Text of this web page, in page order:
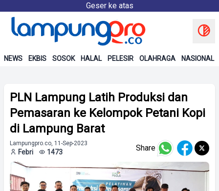
Geser ke atas
NEWS EKBIS SOSOK HALAL PELESIR OLAHRAGA NASIONAL
PLN Lampung Latih Produksi dan
Pemasaran ke Kelompok Petani Kopi
di Lampung Barat
Lampungpro.co, 11-Sep-2023
Febri 1473 Share